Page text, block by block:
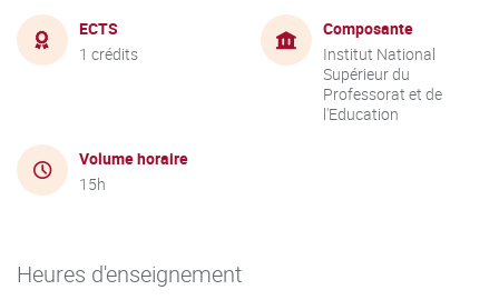
ECTS
1 crédits
Composante
Institut National
Supérieur du
Professorat et de
l'Education
Volume horaire
15h
Heures d'enseignement